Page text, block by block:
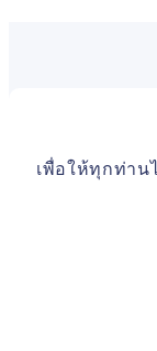
เพื่อให้ทุกท่าน